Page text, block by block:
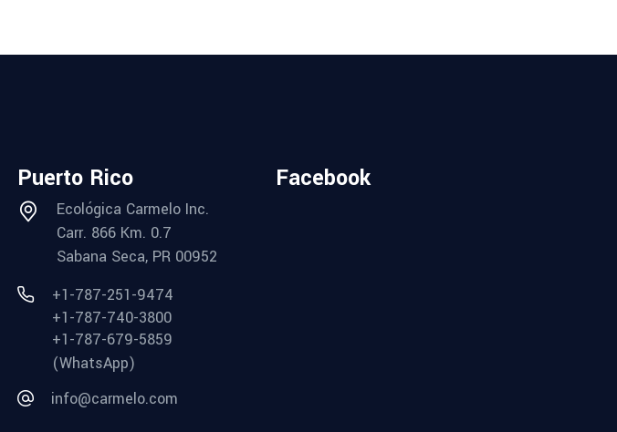
Puerto Rico
Ecológica Carmelo Inc.
Carr. 866 Km. 0.7
Sabana Seca, PR 00952
+1-787-251-9474
+1-787-740-3800
+1-787-679-5859
(WhatsApp)
info@carmelo.com
Facebook